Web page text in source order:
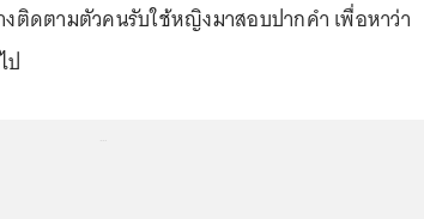
งติดตามตัวคนรับใช้หญิงมาสอบปากคำ เพื่อหาว่า
ป